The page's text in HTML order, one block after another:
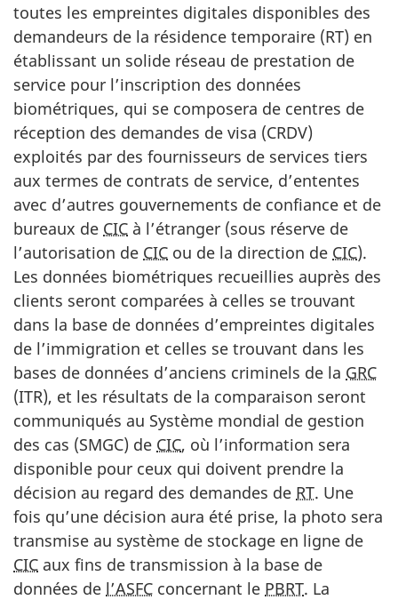
toutes les empreintes digitales disponibles des
demandeurs de la résidence temporaire (RT) en
établissant un solide réseau de prestation de
service pour l’inscription des données
biométriques, qui se composera de centres de
réception des demandes de visa (CRDV)
exploités par des fournisseurs de services tiers
aux termes de contrats de service, d’ententes
avec d’autres gouvernements de confiance et de
bureaux de CIC à l’étranger (sous réserve de
l’autorisation de CIC ou de la direction de CIC).
Les données biométriques recueillies auprès des
clients seront comparées à celles se trouvant
dans la base de données d’empreintes digitales
de l’immigration et celles se trouvant dans les
bases de données d’anciens criminels de la GRC
(ITR), et les résultats de la comparaison seront
communiqués au Système mondial de gestion
des cas (SMGC) de CIC, où l’information sera
disponible pour ceux qui doivent prendre la
décision au regard des demandes de RT. Une
fois qu’une décision aura été prise, la photo sera
transmise au système de stockage en ligne de
CIC aux fins de transmission à la base de
données de l’ASFC concernant le PBRT. La